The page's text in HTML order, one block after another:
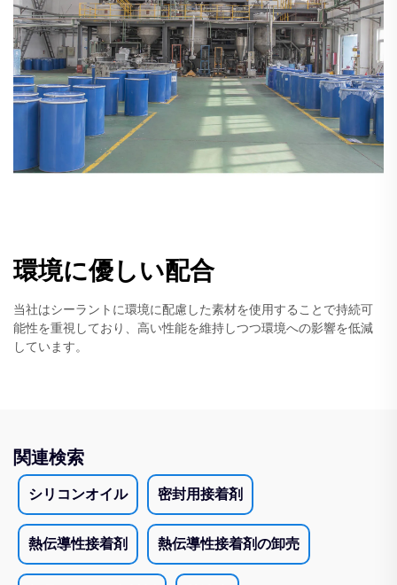
環境に優しい配合
当社はシーラントに環境に配慮した素材を使用することで持続可
能性を重視しており、高い性能を維持しつつ環境への影響を低減
しています。
関連検索
シリコンオイル 密封用接着剤
熱伝導性接着剤 熱伝導性接着剤の卸売